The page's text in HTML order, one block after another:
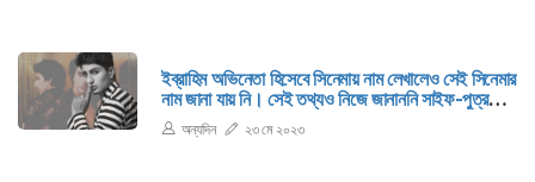
ইব্রাহিম অভিনেতা হিসেবে সিনেমায় নাম লেখালেও সেই সিনেমার
নাম জানা যায় নি। সেই তথ্যও নিজে জানাননি সাইফ-পুত্র।
সাইফ আলী খানের কন্যা সারা আলী খান ভাইয়ের সিনেমায়
অভিষেকের তথ্য দিয়েছেন।
অন্যদিন ২৩ মে ২০২৩